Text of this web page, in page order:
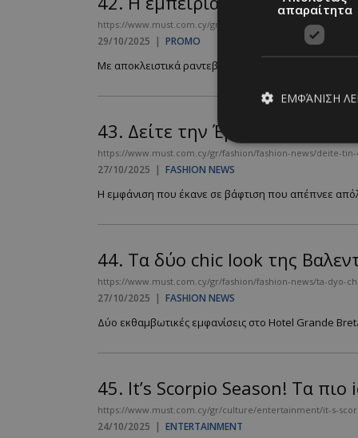
https://www.must.com.cy/gr/culture/promo/i-empeiria-
29/10/2025 | PROMO
Με αποκλειστικά ραντεβού στα KULT Boutiques....
43. Δείτε την Έμιλυ Γιολίτη
https://www.must.com.cy/gr/fashion/fashion-news/deite-
27/10/2025 | FASHION NEWS
Η εμφάνιση που έκανε σε βάφτιση που απέπνεε
44. Tα δύο chic look της
https://www.must.com.cy/gr/fashion/fashion-news/ta-dyo-
27/10/2025 | FASHION NEWS
Δύο εκθαμβωτικές εμφανίσεις στο Hotel Grande
45. It’s Scorpio Season! Τα
https://www.must.com.cy/gr/culture/entertainment/it-s-
24/10/2025 | ENTERTAINMENT
απαραίτητα
ΕΜΦΆΝΙΣΗ
PinToTopCookie
__cf_bm